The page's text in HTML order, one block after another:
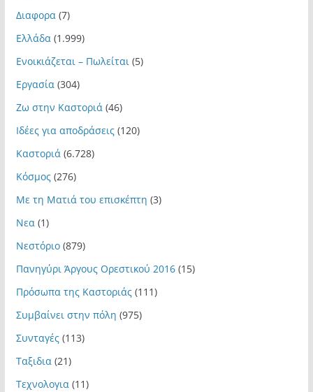
Διαφορα(7)
Ελλάδα(1.999)
Ενοικιάζεται – Πωλείται(5)
Εργασία(304)
Ζω στην Καστοριά(46)
Ιδέες για αποδράσεις(120)
Καστοριά(6.728)
Κόσμος(276)
Με τη Ματιά του επισκέπτη (3)
Νεα(1)
Νεστόριο(879)
Πανηγύρι Άργους Ορεστικού 2016(15)
Πρόσωπα της Καστοριάς(111)
Συμβαίνει στην πόλη (975)
Συνταγές(113)
Ταξιδια(21)
Τεχνολογια(11)